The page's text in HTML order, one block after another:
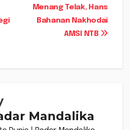
Menang Telak, Hans
Bahanan Nakhodai
AMSI NTB
Mandalika